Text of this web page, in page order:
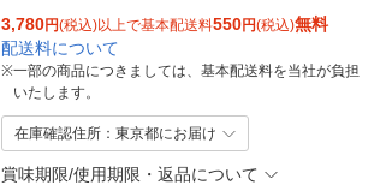
3,780円(税込)以上で基本配送料550円(税込)無料
配送料について
※一部の商品につきましては、基本配送料を当社が負担
いたします。
在庫確認住所：東京都にお届け
賞味期限/使用期限・返品について